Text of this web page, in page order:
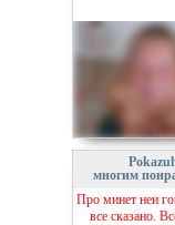
многим
Про минет неи
все сказано.